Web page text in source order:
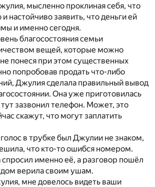
мысленно проклиная себя, что
настойчиво заявить, что деньги ей
и именно сегодня.
благосостояния семьи
вещей, которые можно
понеся при этом существенных
попробовав продать что-либо
Джулия сделала правильный вывод
Она уже приготовилась
тут зазвонил телефон. Может, это
скажут, что могут заплатить
в трубке был Джулии не знаком,
что кто-то ошибся номером.
именно её, а разговор пошёл
верила своим ушам.
мне довелось видеть ваши